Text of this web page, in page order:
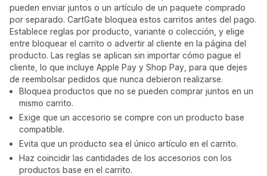
pueden enviar juntos o un artículo de un paquete comprado
por separado. CartGate bloquea estos carritos antes del pago.
Establece reglas por producto, variante o colección, y elige
entre bloquear el carrito o advertir al cliente en la página del
producto. Las reglas se aplican sin importar cómo pague el
cliente, lo que incluye Apple Pay y Shop Pay, para que dejes
de reembolsar pedidos que nunca debieron realizarse.
Bloquea productos que no se pueden comprar juntos en un
mismo carrito.
Exige que un accesorio se compre con un producto base
compatible.
Evita que un producto sea el único artículo en el carrito.
Haz coincidir las cantidades de los accesorios con los
productos base en el carrito.